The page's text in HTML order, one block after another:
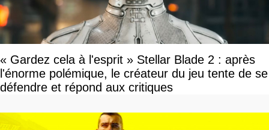
« Gardez cela à l'esprit » Stellar Blade 2 : après
l'énorme polémique, le créateur du jeu tente de se
défendre et répond aux critiques